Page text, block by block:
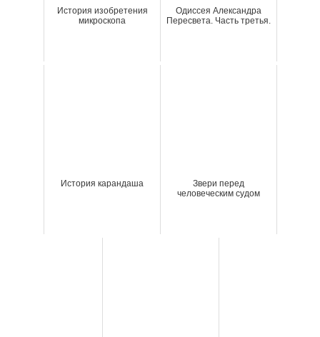
История изобретения
микроскопа
Одиссея Александра
Пересвета. Часть третья.
История карандаша
Звери перед
человеческим судом